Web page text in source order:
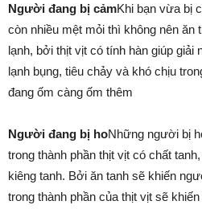
Người đang bị cảmKhi bạn vừa bị
còn nhiều mệt mỏi thì không nên ăn
lạnh, bởi thịt vịt có tính hàn giúp giải
lạnh bụng, tiêu chảy và khó chịu
đang ốm càng ốm thêm
Người đang bị hoNhững người bị
trong thành phần thịt vịt có chất
kiêng tanh. Bởi ăn tanh sẽ khiến
trong thành phần của thịt vịt sẽ